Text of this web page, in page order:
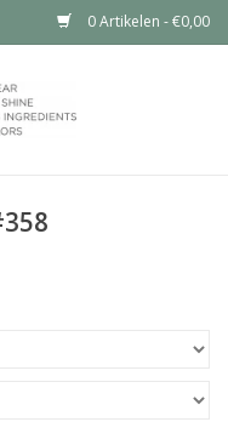
0 Artikelen - €0,00